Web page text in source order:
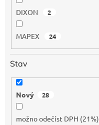
DIXON 2
MAPEX 24
Stav
Nový 28
možno odečíst DPH (21%)